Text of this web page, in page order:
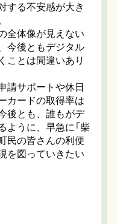
する不安感が大き
全体像が見えない
今後ともデジタル
ことは間違いあり
請サポートや休日
カードの取得率は
後とも、誰もがデ
ように、早急に「柴
民の皆さんの利便
を図っていきたい